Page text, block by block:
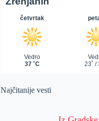
Najčitanije vesti